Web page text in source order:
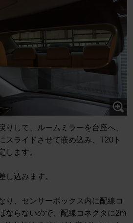
りして、ルームミラーを台座へ、
スライドさせて嵌め込み、T20ト
します。
し込みます。
り、センサーボックス内に配線コ
ならないので、配線コネクタに2m